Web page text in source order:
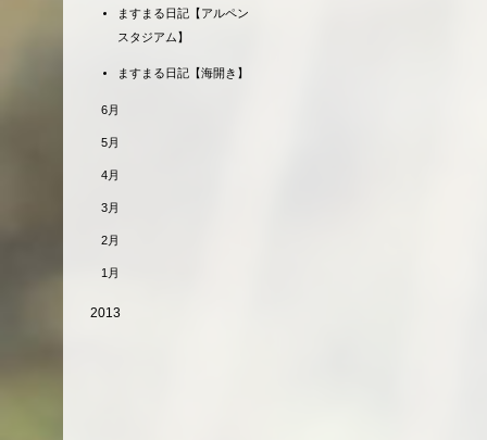
ますまる日記【アルペン
スタジアム】
ますまる日記【海開き】
6月
5月
4月
3月
2月
1月
2013